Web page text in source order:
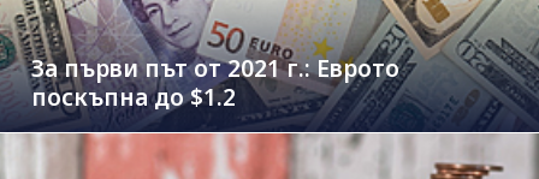
За първи път от 2021 г.: Еврото
поскъпна до $1.2